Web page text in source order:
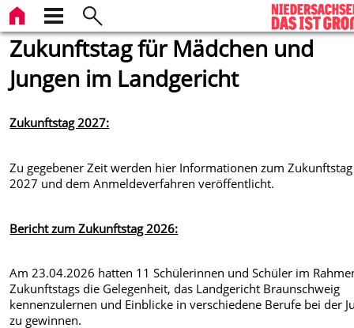
Zukunftstag für Mädchen und
Jungen im Landgericht
Zukunftstag 2027:
Zu gegebener Zeit werden hier Informationen zum Zukunftstag
2027 und dem Anmeldeverfahren veröffentlicht.
Bericht zum Zukunftstag 2026:
Am 23.04.2026 hatten 11 Schülerinnen und Schüler im
Zukunftstags die Gelegenheit, das Landgericht Braunschweig
kennenzulernen und Einblicke in verschiedene Berufe bei der
zu gewinnen.